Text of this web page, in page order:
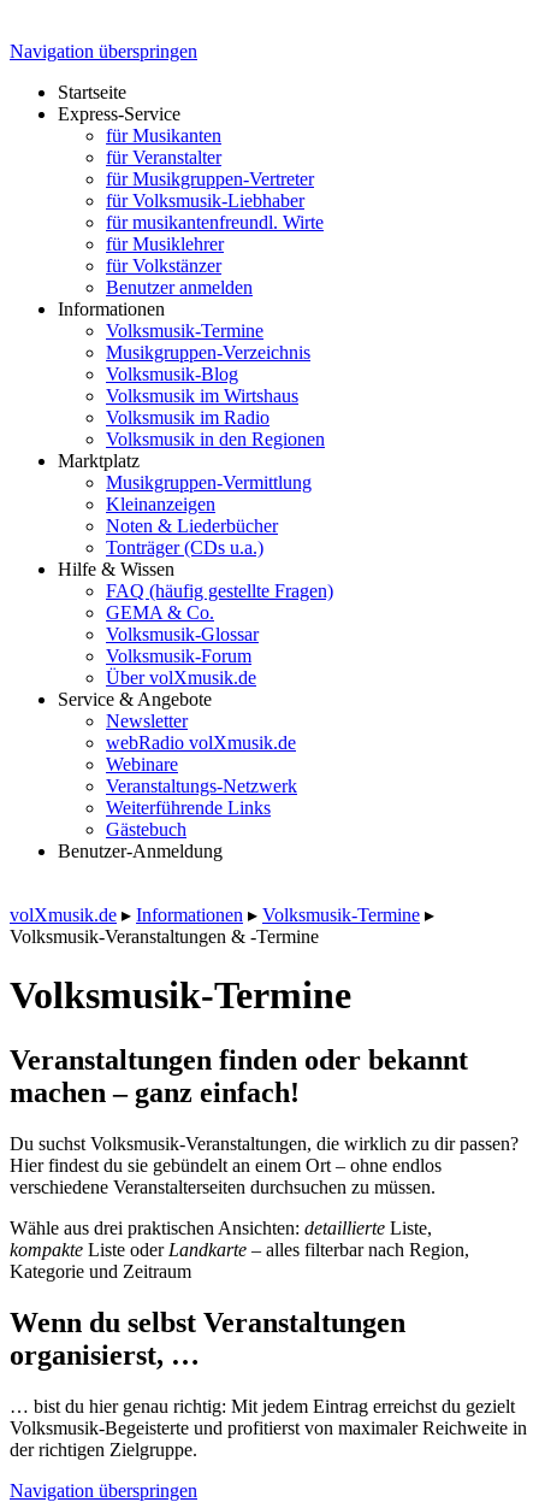
Navigation überspringen
Startseite
Express-Service
für Musikanten
für Veranstalter
für Musikgruppen-Vertreter
für Volksmusik-Liebhaber
für musikantenfreundl. Wirte
für Musiklehrer
für Volkstänzer
Benutzer anmelden
Informationen
Volksmusik-Termine
Musikgruppen-Verzeichnis
Volksmusik-Blog
Volksmusik im Wirtshaus
Volksmusik im Radio
Volksmusik in den Regionen
Marktplatz
Musikgruppen-Vermittlung
Kleinanzeigen
Noten & Liederbücher
Tonträger (CDs u.a.)
Hilfe & Wissen
FAQ (häufig gestellte Fragen)
GEMA & Co.
Volksmusik-Glossar
Volksmusik-Forum
Über volXmusik.de
Service & Angebote
Newsletter
webRadio volXmusik.de
Webinare
Veranstaltungs-Netzwerk
Weiterführende Links
Gästebuch
Benutzer-Anmeldung
volXmusik.de ▸ Informationen ▸ Volksmusik-Termine ▸
Volksmusik-Veranstaltungen & -Termine
Volksmusik-Termine
Veranstaltungen finden oder bekannt
machen – ganz einfach!
Du suchst Volksmusik-Veranstaltungen, die wirklich zu dir passen?
Hier findest du sie gebündelt an einem Ort – ohne endlos
verschiedene Veranstalterseiten durchsuchen zu müssen.
Wähle aus drei praktischen Ansichten: detaillierte Liste,
kompakte Liste oder Landkarte – alles filterbar nach Region,
Kategorie und Zeitraum
Wenn du selbst Veranstaltungen
organisierst, …
… bist du hier genau richtig: Mit jedem Eintrag erreichst du gezielt
Volksmusik-Begeisterte und profitierst von maximaler Reichweite in
der richtigen Zielgruppe.
Navigation überspringen